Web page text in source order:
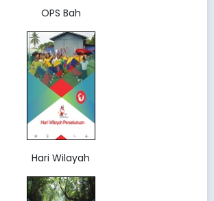
OPS Bah
Hari Wilayah